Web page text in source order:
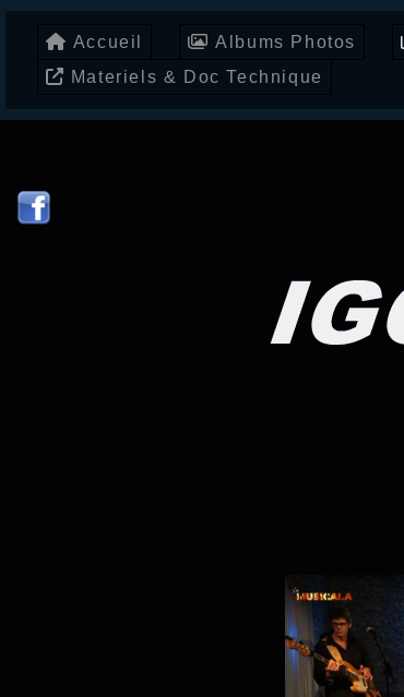
Accueil Albums Photos
Materiels & Doc Technique